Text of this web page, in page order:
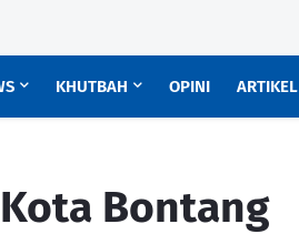
KHUTBAH OPINI ARTIKEL
Bontang